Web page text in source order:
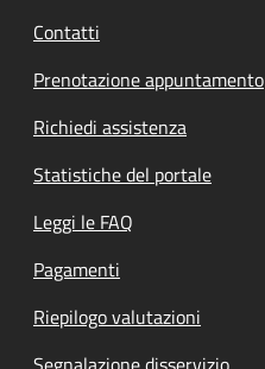
Contatti
Prenotazione appuntamento
Richiedi assistenza
Statistiche del portale
Leggi le FAQ
Pagamenti
Riepilogo valutazioni